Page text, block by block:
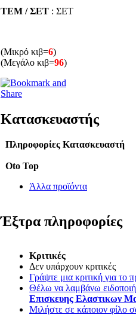
ΤΕΜ / ΣΕΤ : ΣΕΤ
(Μικρό κιβ=6)
(Μεγάλο κιβ=96)
Κατασκευαστής
Πληροφορίες Κατασκευαστή
Oto Top
Άλλα προϊόντα
Έξτρα πληροφορίες
Κριτικές
Δεν υπάρχουν κριτικές
Γράψτε μια κριτική για το
Θέλω να λαμβάνω
Επισκευης Ελαστικων
Μιλήστε σε κάποιον φίλο